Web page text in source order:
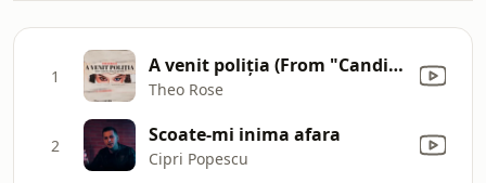
1 A venit poliția (From "Candidatul perfect" The Movie)
Theo Rose
2 Scoate-mi inima afara
Cipri Popescu